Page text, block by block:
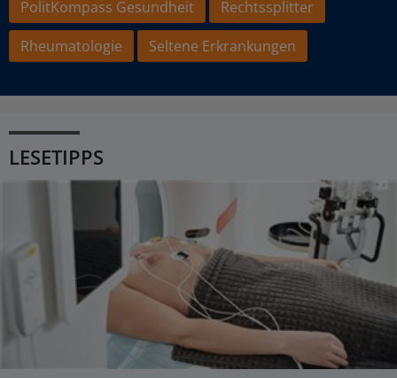
PolitKompass Gesundheit
Rechtssplitter
Rheumatologie
Seltene Erkrankungen
LESETIPPS